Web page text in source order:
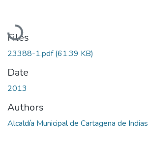
Loading...
Files
23388-1.pdf(61.39 KB)
Date
2013
Authors
Alcaldía Municipal de Cartagena de Indias